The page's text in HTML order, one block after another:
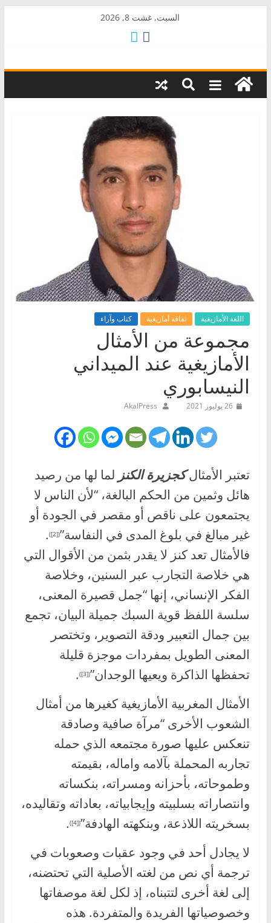
السبت, غشت 8, 2026
AkalPress
منبر
اللغة الأمازيغية ثقافة أمازيغية كتاب وآراء
مجموعة من الأمثال
الأمازيغية عند الميداني
النيسابوري
26 يوليوز 2021 AkalPress
تعتبر الأمثالكجزيرة الكنز لما لها من رصيد
هائل وثمين من الحكم البالغة، “لأن الناس لا
يجتمعون على ناقص أو مقصر في الجودة أو
غير مبالغ في بلوغ المدى في النفاسة”([2])
.
فالأمثال تعد كنز لا يقدر بثمن من الأقوال التي
هي خلاصة التجارب عبر السنين، وخلاصة
الفكر الإنساني، إنها “جمل قصيرة المعنى،
سلسة اللفظ قوية السبك جميلة البيان، تجمع
بين جمال التعبير ودقة التصوير، وتختصر
المعنى الطويل بمفردات موجزة قليلة
تحفظها الذاكرة ويعيها الوجدان”([3])
.
الأمثال المغربية الأمازيغية كغيرها من أمثال
الشعوب الأخرى “مرآة صافية وصادقة
تنعكس عليها صورة مجتمعه الذي حمله
تجاربه المحملة بآلامه واماله، بقيمته
وطموحاته، بأحزانه ومسراته، بنكساته
وانتصاراته بسلبيته وإيجابياته، بعاداته وتقاليده،
بسخريته اللاذعة، وبنكهته الهادفة”([4])
.
لا يجادل أحد في وجود عقبات وصعوبات في
ترجمة أي نص من لغته الأصلية التي تحتضنه،
إلى لغة أخرى لتتبناه، إذ لكل لغة موصفاتها
وخصوصياتها الفريدة والمتفردة. هذه